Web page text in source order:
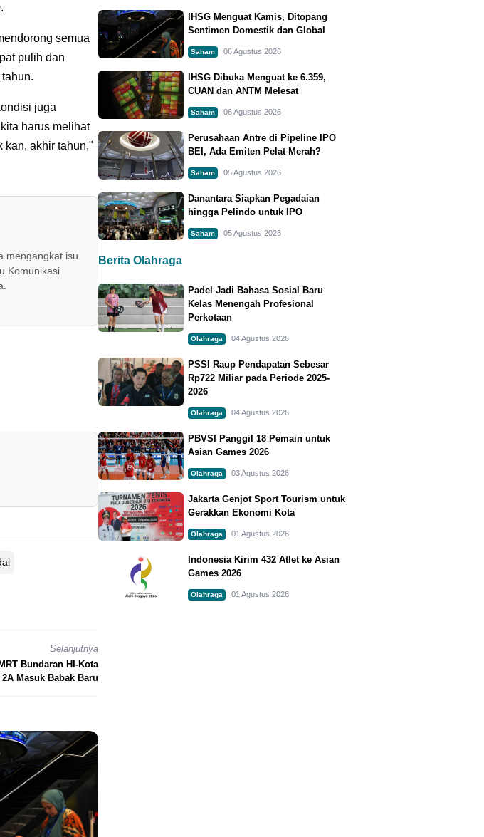
semua
pulih dan
juga
harus melihat
kan, akhir tahun,"
mengangkat isu
Komunikasi
Selanjutnya
Bundaran HI-Kota
Masuk Babak Baru
IHSG Menguat Kamis, Ditopang
Sentimen Domestik dan Global
Saham 06 Agustus 2026
IHSG Dibuka Menguat ke 6.359,
CUAN dan ANTM Melesat
Saham 06 Agustus 2026
Perusahaan Antre di Pipeline IPO
BEI, Ada Emiten Pelat Merah?
Saham 05 Agustus 2026
Danantara Siapkan Pegadaian
hingga Pelindo untuk IPO
Saham 05 Agustus 2026
Berita Olahraga
Padel Jadi Bahasa Sosial Baru
Kelas Menengah Profesional
Perkotaan
Olahraga 04 Agustus 2026
PSSI Raup Pendapatan Sebesar
Rp722 Miliar pada Periode 2025-
2026
Olahraga 04 Agustus 2026
PBVSI Panggil 18 Pemain untuk
Asian Games 2026
Olahraga 03 Agustus 2026
Jakarta Genjot Sport Tourism untuk
Gerakkan Ekonomi Kota
Olahraga 01 Agustus 2026
Indonesia Kirim 432 Atlet ke Asian
Games 2026
Olahraga 01 Agustus 2026